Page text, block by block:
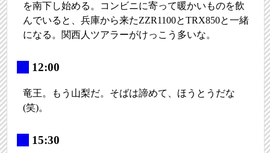
を南下し始める。コンビニに寄って暖かいものを飲
んでいると、兵庫から来たZZR1100とTRX850と一緒
になる。関西人ツアラーがけっこう多いな。
12:00
竜王。もう山梨だ。そばは諦めて、ほうとうだな
(笑)。
15:30